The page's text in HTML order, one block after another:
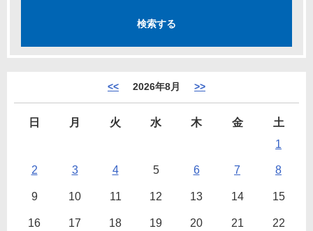
<< 2026年8月 >>
日 月 火 水 木 金
土
1
2 3 4 5 6 7 8
9 10 11 12 13 14 15
16 17 18 19 20 21 22